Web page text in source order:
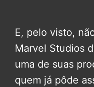
E, pelo visto,
Marvel Studios
uma de suas
quem já pôde